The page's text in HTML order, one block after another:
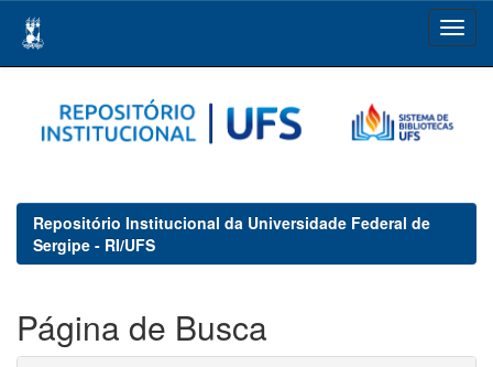
navigation
Repositório Institucional da Universidade Federal de
Sergipe - RI/UFS
Página de Busca